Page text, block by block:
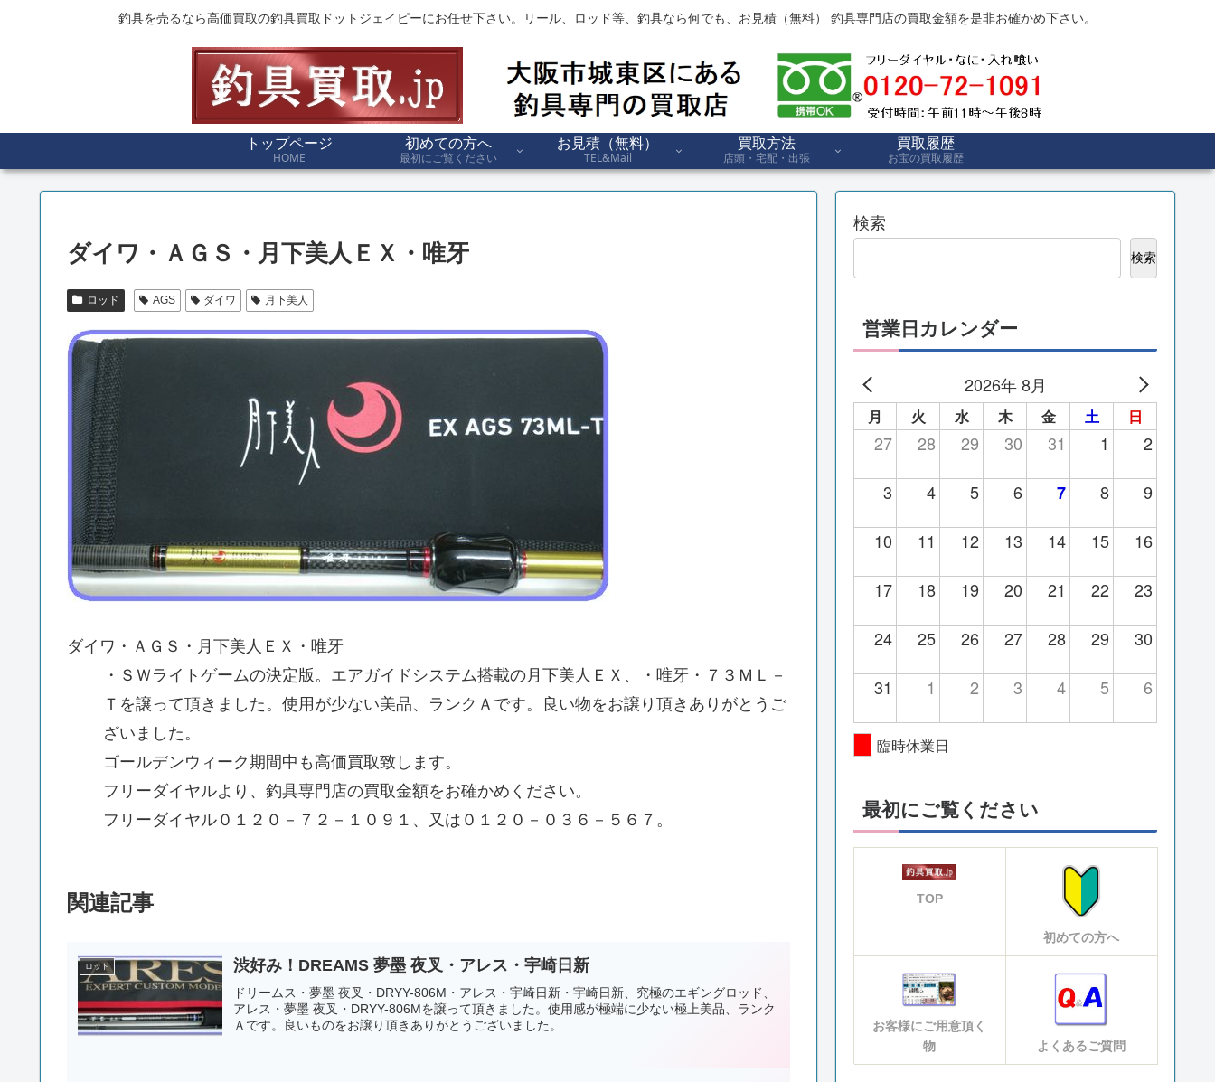
釣具を売るなら高価買取の釣具買取ドットジェイピーにお任せ下さい。リール、ロッド等、釣具なら何でも、お見積（無料） 釣具専門店の買取金額を是非お確かめ下さい。
トップページ
HOME
初めての方へ
最初にご覧ください
お見積（無料）
TEL&Mail
買取方法
店頭・宅配・出張
買取履歴
お宝の買取履歴
ダイワ・ＡＧＳ・月下美人ＥＸ・唯牙
ロッド AGS ダイワ 月下美人
ダイワ・ＡＧＳ・月下美人ＥＸ・唯牙
・ＳＷライトゲームの決定版。エアガイドシステム搭載の月下美人ＥＸ、・唯牙・７３ＭＬ－
Ｔを譲って頂きました。使用が少ない美品、ランクＡです。良い物をお譲り頂きありがとうご
ざいました。
ゴールデンウィーク期間中も高価買取致します。
フリーダイヤルより、釣具専門店の買取金額をお確かめください。
フリーダイヤル０１２０－７２－１０９１、又は０１２０－０３６－５６７。
関連記事
ロッド 渋好み！DREAMS 夢墨 夜叉・アレス・宇崎日新
ドリームス・夢墨 夜叉・DRYY-806M・アレス・宇崎日新・宇崎日新、究極のエギングロッド、
アレス・夢墨 夜叉・DRYY-806Mを譲って頂きました。使用感が極端に少ない極上美品、ランク
Ａです。良いものをお譲り頂きありがとうございました。
検索
検索
営業日カレンダー
2026年 8月
月 火 水 木 金 土 日
27 28 29 30 31 1 2
3 4 5 6 7 8 9
10 11 12 13 14 15 16
17 18 19 20 21 22 23
24 25 26 27 28 29 30
31 1 2 3 4 5 6
臨時休業日
最初にご覧ください
TOP
初めての方へ
お客様にご用意頂く
物
よくあるご質問